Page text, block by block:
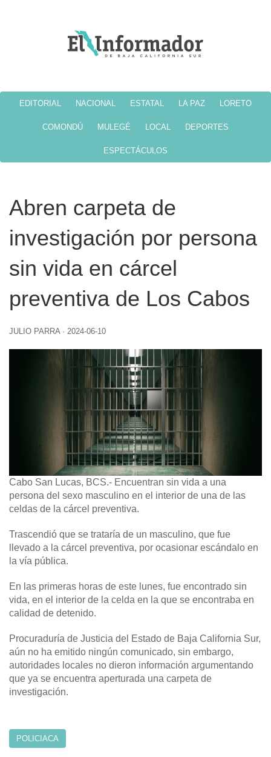
EDITORIAL NACIONAL ESTATAL LA PAZ LORETO
COMONDÚ MULEGÉ LOCAL DEPORTES
ESPECTÁCULOS
Abren carpeta de
investigación por persona
sin vida en cárcel
preventiva de Los Cabos
JULIO PARRA · 2024-06-10
Cabo San Lucas, BCS.- Encuentran sin vida a una
persona del sexo masculino en el interior de una de las
celdas de la cárcel preventiva.
Trascendió que se trataría de un masculino, que fue
llevado a la cárcel preventiva, por ocasionar escándalo en
la vía pública.
En las primeras horas de este lunes, fue encontrado sin
vida, en el interior de la celda en la que se encontraba en
calidad de detenido.
Procuraduría de Justicia del Estado de Baja California Sur,
aún no ha emitido ningún comunicado, sin embargo,
autoridades locales no dieron información argumentando
que ya se encuentra aperturada una carpeta de
investigación.
POLICIACA